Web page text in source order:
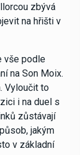
zbývá
na hřišti v
vše podle
na Son Moix.
Vyloučit to
i na duel s
zůstávají
jakým
v základní